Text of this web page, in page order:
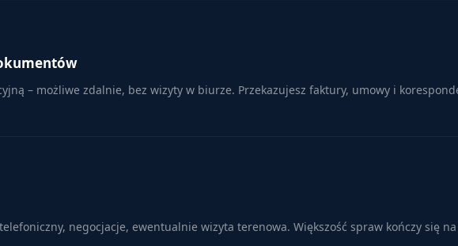
– możliwe zdalnie, bez wizyty w biurze. Przekazujesz faktury, umowy i
negocjacje, ewentualnie wizyta terenowa. Większość spraw kończy się